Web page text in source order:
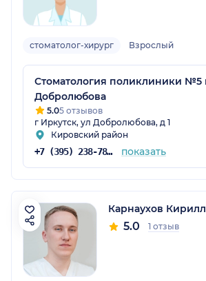
стоматолог-хирург Взрослый
Стоматология поликлиники №5
Добролюбова
5.05 отзывов
г Иркутск, ул Добролюбова, д 1
Кировский район
+7 (395) 238-78-52 показать
Карнаухов
5.0 1 отзыв